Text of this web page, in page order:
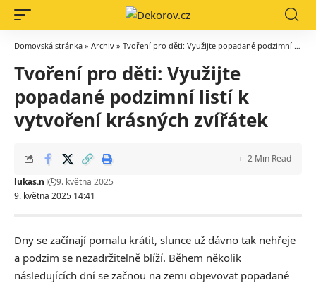
Domovská stránka » Archiv » Tvoření pro děti: Využijte popadané podzimní listí k vytvoření krásných zvířátek
Tvoření pro děti: Využijte
popadané podzimní listí k
vytvoření krásných zvířátek
9. května 2025 14:41
lukas.n 9. května 2025
2 Min Read
Dny se začínají pomalu krátit, slunce už dávno tak nehřeje
a podzim se nezadržitelně blíží. Během několik
následujících dní se začnou na zemi objevovat popadané